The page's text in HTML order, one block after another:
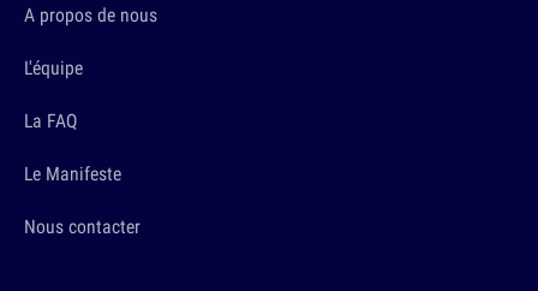
A propos de nous
L'équipe
La FAQ
Le Manifeste
Nous contacter